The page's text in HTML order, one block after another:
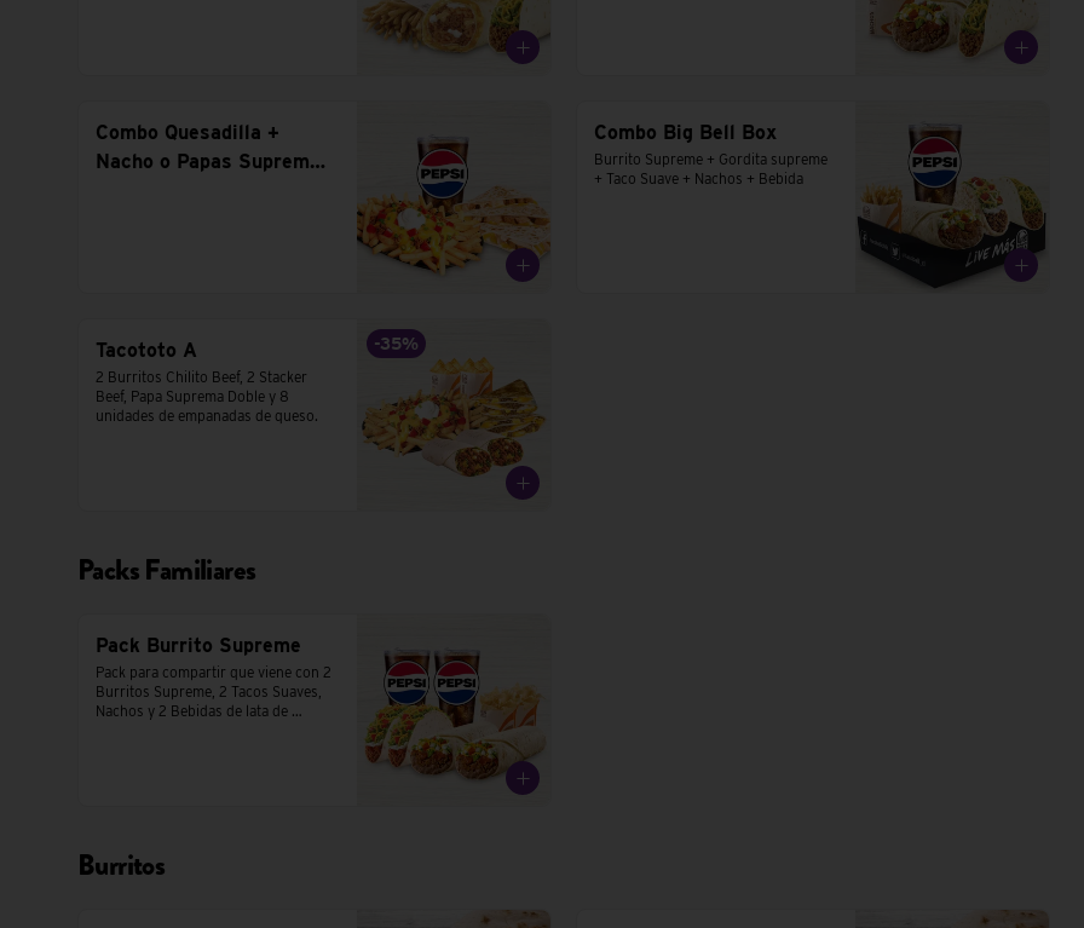
Combo Quesadilla +
Nacho o Papas Supreme
Combo Big Bell Box
Burrito Supreme + Gordita supreme
+ Taco Suave + Nachos + Bebida
-35%
Tacototo A
2 Burritos Chilito Beef, 2 Stacker
Beef, Papa Suprema Doble y 8
unidades de empanadas de queso.
Packs Familiares
Pack Burrito Supreme
Pack para compartir que viene con 2
Burritos Supreme, 2 Tacos Suaves,
Nachos y 2 Bebidas de lata de
Burritos